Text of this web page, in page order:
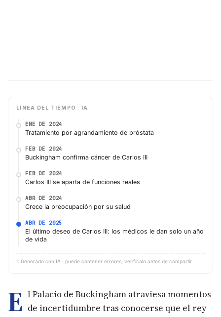
LÍNEA DEL TIEMPO · IA
ENE DE 2024
Tratamiento por agrandamiento de próstata
FEB DE 2024
Buckingham confirma cáncer de Carlos III
FEB DE 2024
Carlos III se aparta de funciones reales
ABR DE 2024
Crece la preocupación por su salud
ABR DE 2025
El último deseo de Carlos III: los médicos le dan solo un año
de vida
✨ Generado con IA · puede contener errores, verifícalo antes de compartir.
E l Palacio de Buckingham atraviesa momentos
de incertidumbre tras conocerse que el rey